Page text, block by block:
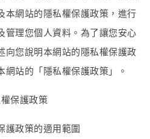
本網站的隱私權保護政策，進行
管理您個人資料。為了讓您安心
向您說明本網站的隱私權保護政
網站的「隱私權保護政策」。
權保護政策
護政策的適用範圍